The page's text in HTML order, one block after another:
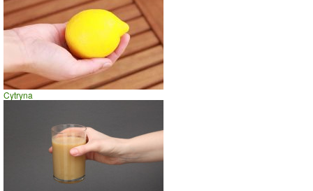
Czas potrzebny na spalenie porcji ze zdjęcia
wadze 70kg -zobacz dla swojej wagi
0
jazda na rowerze
prowadzenie samochodu
Cytryna